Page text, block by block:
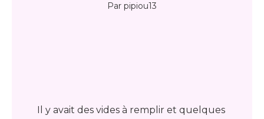
Par pipiou13
Il y avait des vides à remplir et quelques